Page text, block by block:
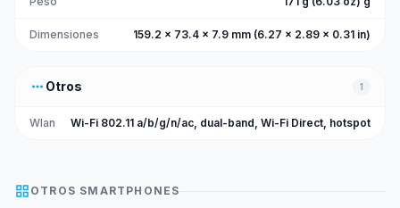
Dimensiones 159.2 x 73.4 x 7.9 mm (6.27 x 2.89 x 0.31 in)
more_horiz Otros 1
Wlan Wi-Fi 802.11 a/b/g/n/ac, dual-band, Wi-Fi Direct, hotspot
grid_view OTROS SMARTPHONES